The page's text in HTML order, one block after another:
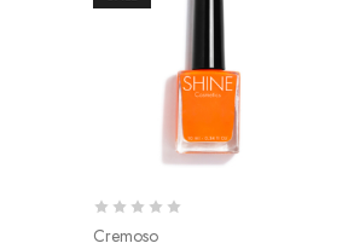
Cremoso